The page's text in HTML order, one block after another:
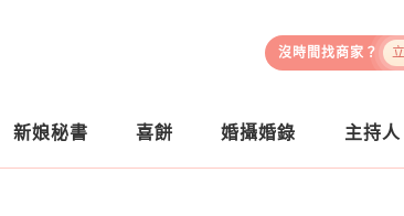
沒時間找商家？
新娘秘書 喜餅 婚攝婚錄 主持人